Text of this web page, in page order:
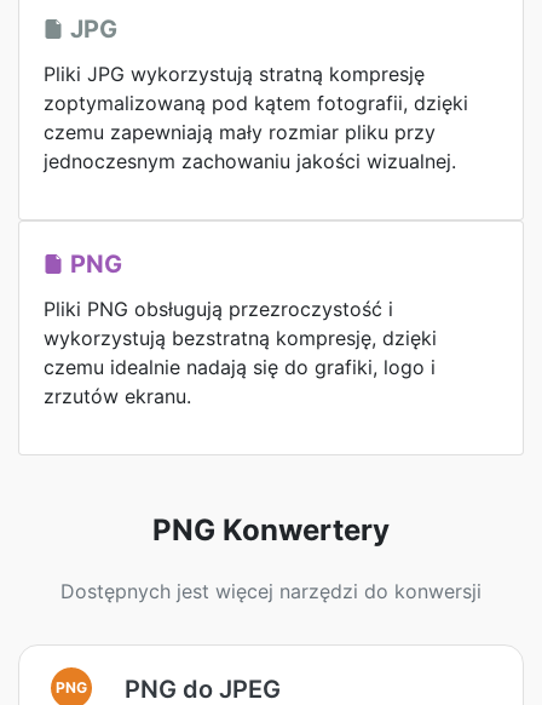
JPG
Pliki JPG wykorzystują stratną kompresję
zoptymalizowaną pod kątem fotografii, dzięki
czemu zapewniają mały rozmiar pliku przy
jednoczesnym zachowaniu jakości wizualnej.
PNG
Pliki PNG obsługują przezroczystość i
wykorzystują bezstratną kompresję, dzięki
czemu idealnie nadają się do grafiki, logo i
zrzutów ekranu.
PNG Konwertery
Dostępnych jest więcej narzędzi do konwersji
PNG PNG do JPEG